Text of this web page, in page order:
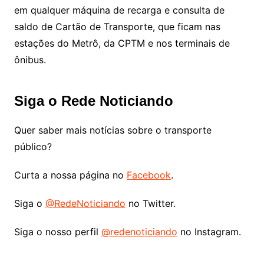
em qualquer máquina de recarga e consulta de
saldo de Cartão de Transporte, que ficam nas
estações do Metrô, da CPTM e nos terminais de
ônibus.
Siga o Rede Noticiando
Quer saber mais notícias sobre o transporte
público?
Curta a nossa página no Facebook.
Siga o @RedeNoticiando no Twitter.
Siga o nosso perfil @redenoticiando no Instagram.